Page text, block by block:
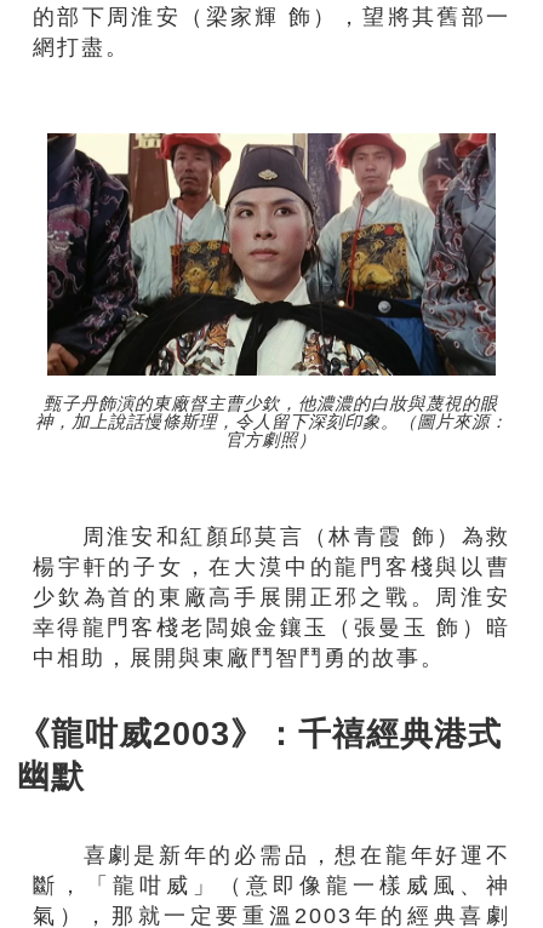
的部下周淮安（梁家輝 飾），望將其舊部一
網打盡。
甄子丹飾演的東廠督主曹少欽，他濃濃的白妝與蔑視的眼
神，加上說話慢條斯理，令人留下深刻印象。（圖片來源：
官方劇照）
周淮安和紅顏邱莫言（林青霞 飾）為救
楊宇軒的子女，在大漠中的龍門客棧與以曹
少欽為首的東廠高手展開正邪之戰。周淮安
幸得龍門客棧老闆娘金鑲玉（張曼玉 飾）暗
中相助，展開與東廠鬥智鬥勇的故事。
《龍咁威2003》：千禧經典港式
幽默
喜劇是新年的必需品，想在龍年好運不
斷，「龍咁威」（意即像龍一樣威風、神
氣），那就一定要重溫2003年的經典喜劇